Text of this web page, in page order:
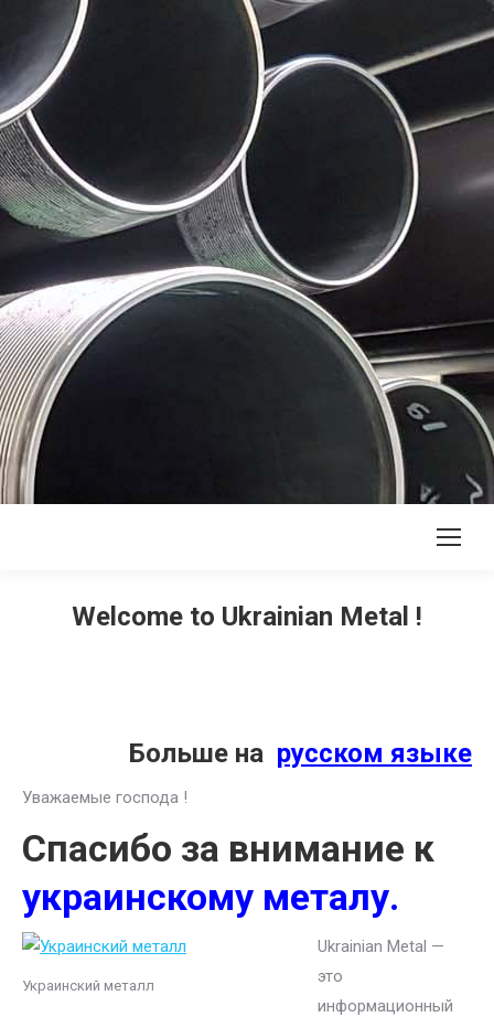
Welcome to Ukrainian Metal !
Больше на русском языке
Уважаемые господа !
Спасибо за внимание к
украинскому металу.
Украинский металл
Ukrainian Metal —
это
информационный